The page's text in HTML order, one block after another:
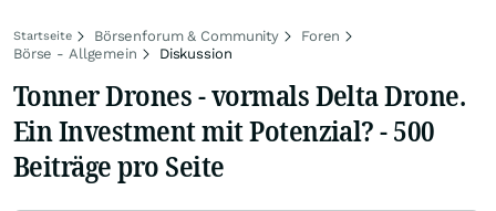
Startseite Börsenforum & Community
Foren
Börse - Allgemein
Diskussion
Tonner Drones - vormals Delta Drone.
Ein Investment mit Potenzial? - 500
Beiträge pro Seite